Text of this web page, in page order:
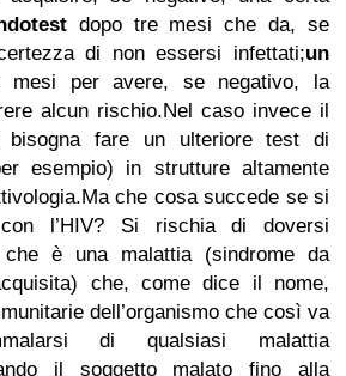
dopo tre mesi che da, se
di non essersi infettati;un
mesi per avere, se negativo, la
alcun rischio.Nel caso invece il
fare un ulteriore test di
esempio) in strutture altamente
Ma che cosa succede se si
l’HIV? Si rischia di doversi
è una malattia (sindrome da
che, come dice il nome,
dell’organismo che così va
di qualsiasi malattia
il soggetto malato fino alla